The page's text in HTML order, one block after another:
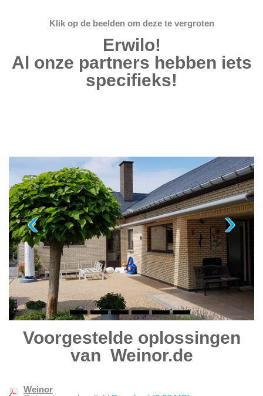
Klik op de beelden om deze te vergroten
Erwilo!
Al onze partners hebben iets
specifieks!
Voorgestelde oplossingen
van Weinor.de
Weinor